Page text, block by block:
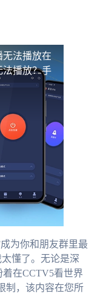
无法播放在
播放？手
为你和朋友群里最
懂了。无论是深
在CCTV5看世界
制，该内容在您所